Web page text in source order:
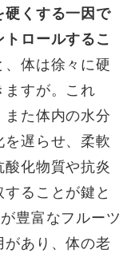
硬くする一因で
ロールするこ
体は徐々に硬
ますが。これ
た体内の水分
遅らせ、柔軟
化物質や抗炎
ることが鍵と
豊富なフルーツ
あり、体の老